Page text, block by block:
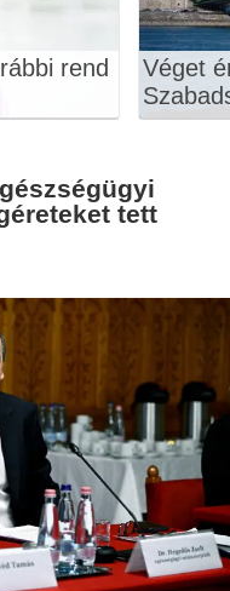
rend
Véget
tett